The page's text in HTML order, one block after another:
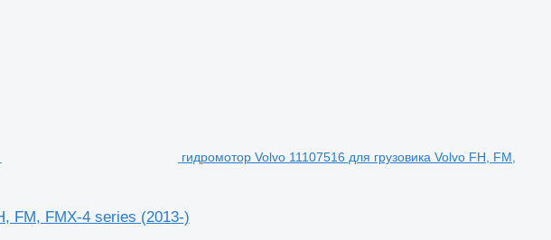
гидромотор Volvo 11107516 для грузовика Volvo FH, FM,
FM, FMX-4 series (2013-)